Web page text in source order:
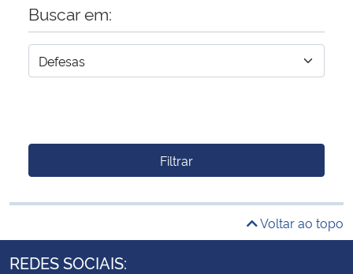
Buscar em:
Filtrar
Voltar ao topo
REDES SOCIAIS: